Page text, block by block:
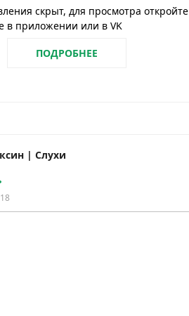
скрыт, для просмотра откройте
в приложении или в VK
ПОДРОБНЕЕ
| Слухи